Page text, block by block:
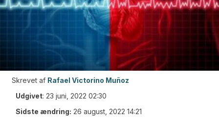
Skrevet af Rafael Victorino Muñoz
Udgivet: 23 juni, 2022 02:30
Sidste ændring: 26 august, 2022 14:21